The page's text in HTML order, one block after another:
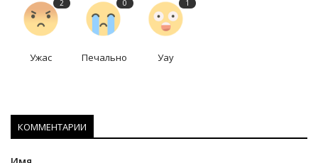
2
Ужас
0
Печально
1
Уау
КОММЕНТАРИИ